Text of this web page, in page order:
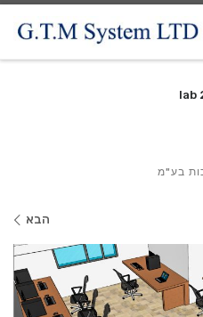
lab
בע"מ
הבא